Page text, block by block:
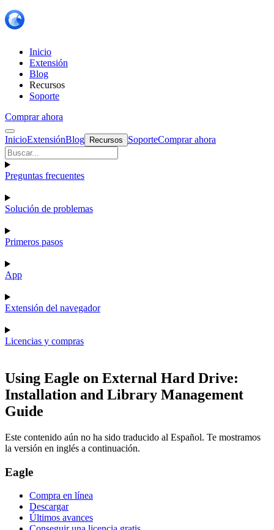
Inicio
Extensión
Blog
Recursos
Soporte
Comprar ahora
InicioExtensiónBlog Recursos SoporteComprar ahora
Preguntas frecuentes
Solución de problemas
Primeros pasos
App
Extensión del navegador
Licencias y compras
Using Eagle on External Hard Drive:
Installation and Library Management
Guide
Este contenido aún no ha sido traducido al Español. Te mostramos
la versión en inglés a continuación.
Eagle
Compra en línea
Descargar
Últimos avances